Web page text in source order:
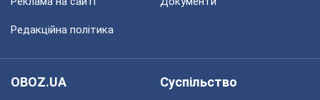
Редакційна політика
OBOZ.UA
Суспільство